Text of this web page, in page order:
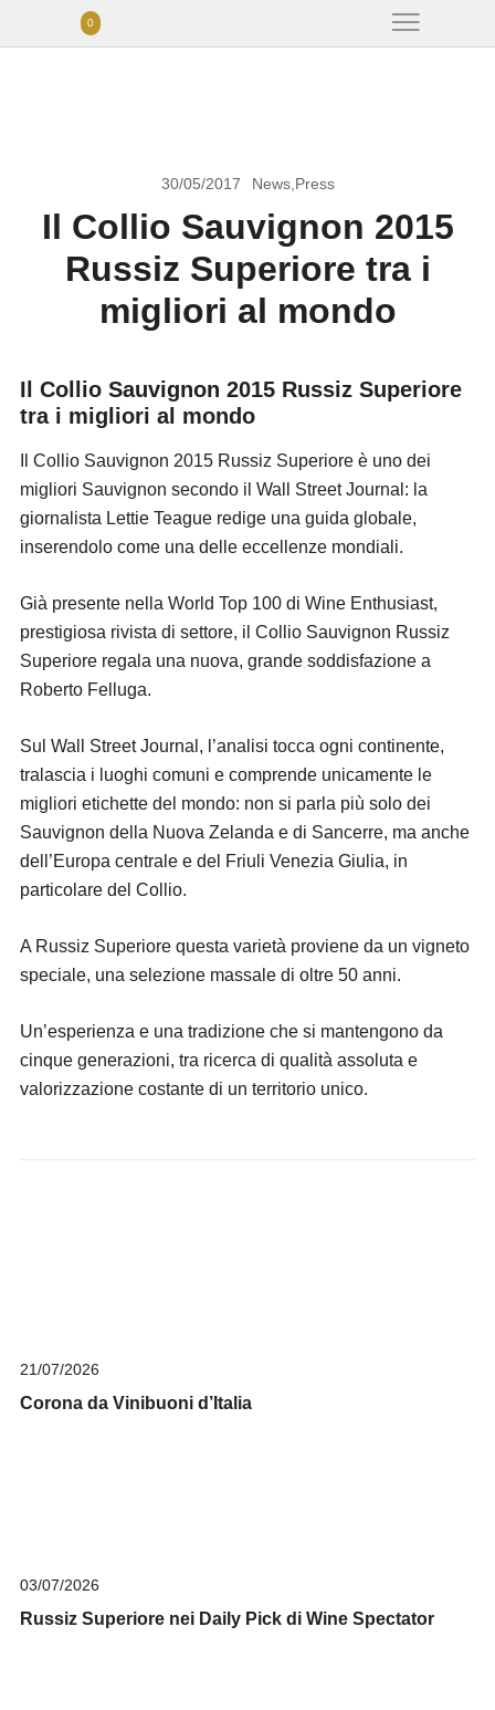
0
30/05/2017 News, Press
Il Collio Sauvignon 2015
Russiz Superiore tra i
migliori al mondo
Il Collio Sauvignon 2015 Russiz Superiore
tra i migliori al mondo
Il Collio Sauvignon 2015 Russiz Superiore è uno dei
migliori Sauvignon secondo il Wall Street Journal: la
giornalista Lettie Teague redige una guida globale,
inserendolo come una delle eccellenze mondiali.
Già presente nella World Top 100 di Wine Enthusiast,
prestigiosa rivista di settore, il Collio Sauvignon Russiz
Superiore regala una nuova, grande soddisfazione a
Roberto Felluga.
Sul Wall Street Journal, l’analisi tocca ogni continente,
tralascia i luoghi comuni e comprende unicamente le
migliori etichette del mondo: non si parla più solo dei
Sauvignon della Nuova Zelanda e di Sancerre, ma anche
dell’Europa centrale e del Friuli Venezia Giulia, in
particolare del Collio.
A Russiz Superiore questa varietà proviene da un vigneto
speciale, una selezione massale di oltre 50 anni.
Un’esperienza e una tradizione che si mantengono da
cinque generazioni, tra ricerca di qualità assoluta e
valorizzazione costante di un territorio unico.
21/07/2026
Corona da Vinibuoni d’Italia
03/07/2026
Russiz Superiore nei Daily Pick di Wine Spectator